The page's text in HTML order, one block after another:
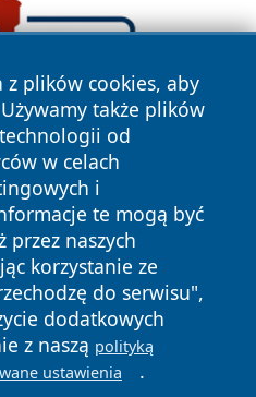
z plików cookies, aby
także plików
od
w celach
i
te mogą być
przez naszych
korzystanie ze
do serwisu",
dodatkowych
z naszą polityką
ustawienia .
Wszystkie prawa